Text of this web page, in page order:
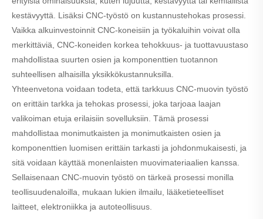
kestävyyttä. Lisäksi CNC-työstö on kustannustehokas prosessi.
Vaikka alkuinvestoinnit CNC-koneisiin ja työkaluihin voivat olla
merkittäviä, CNC-koneiden korkea tehokkuus- ja tuottavuustaso
mahdollistaa suurten osien ja komponenttien tuotannon
suhteellisen alhaisilla yksikkökustannuksilla.
Yhteenvetona voidaan todeta, että tarkkuus CNC-muovin työstö
on erittäin tarkka ja tehokas prosessi, joka tarjoaa laajan
valikoiman etuja erilaisiin sovelluksiin. Tämä prosessi
mahdollistaa monimutkaisten ja monimutkaisten osien ja
komponenttien luomisen erittäin tarkasti ja johdonmukaisesti, ja
sitä voidaan käyttää monenlaisten muovimateriaalien kanssa.
Sellaisenaan CNC-muovin työstö on tärkeä prosessi monilla
teollisuudenaloilla, mukaan lukien ilmailu, lääketieteelliset
laitteet, elektroniikka ja autoteollisuus.